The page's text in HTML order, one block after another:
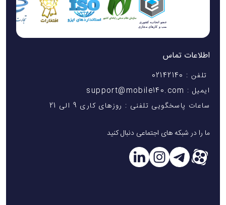
اطلاعات تماس
تلفن : 02142140
ایمیل : support@mobile140.com
ساعات پاسخگویی تلفنی : روزهای کاری 9 الی 21
ما را در شبکه های اجتماعی دنبال کنید